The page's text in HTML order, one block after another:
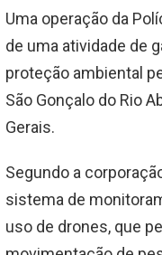
Uma operação da
de uma atividade de
proteção ambiental
São Gonçalo do Rio
Gerais.
Segundo a
sistema de
uso de drones, que